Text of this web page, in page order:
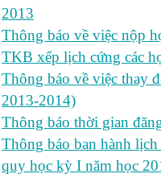
2013
Thông báo về việc nộp
TKB xếp lịch cứng các
Thông báo về việc thay
2013-2014)
Thông báo thời gian
Thông báo ban hành
quy học kỳ I năm học